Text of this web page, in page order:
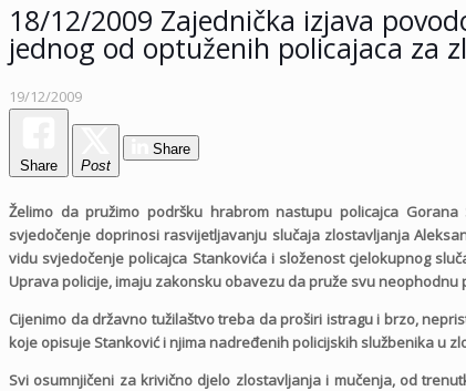
18/12/2009 Zajednička izjava
jednog od optuženih policajaca za
19/12/2009
Share Post
Share
Želimo da pružimo podršku hrabrom nastupu policajca
svjedočenje doprinosi rasvijetljavanju slučaja zlostavljanja
vidu svjedočenje policajca Stankovića i složenost cjelokupnog
Uprava policije, imaju zakonsku obavezu da pruže svu
Cijenimo da državno tužilaštvo treba da proširi istragu i brzo,
koje opisuje Stanković i njima nadređenih policijskih službenika u
Svi osumnjičeni za krivično djelo zlostavljanja i mučenja, od